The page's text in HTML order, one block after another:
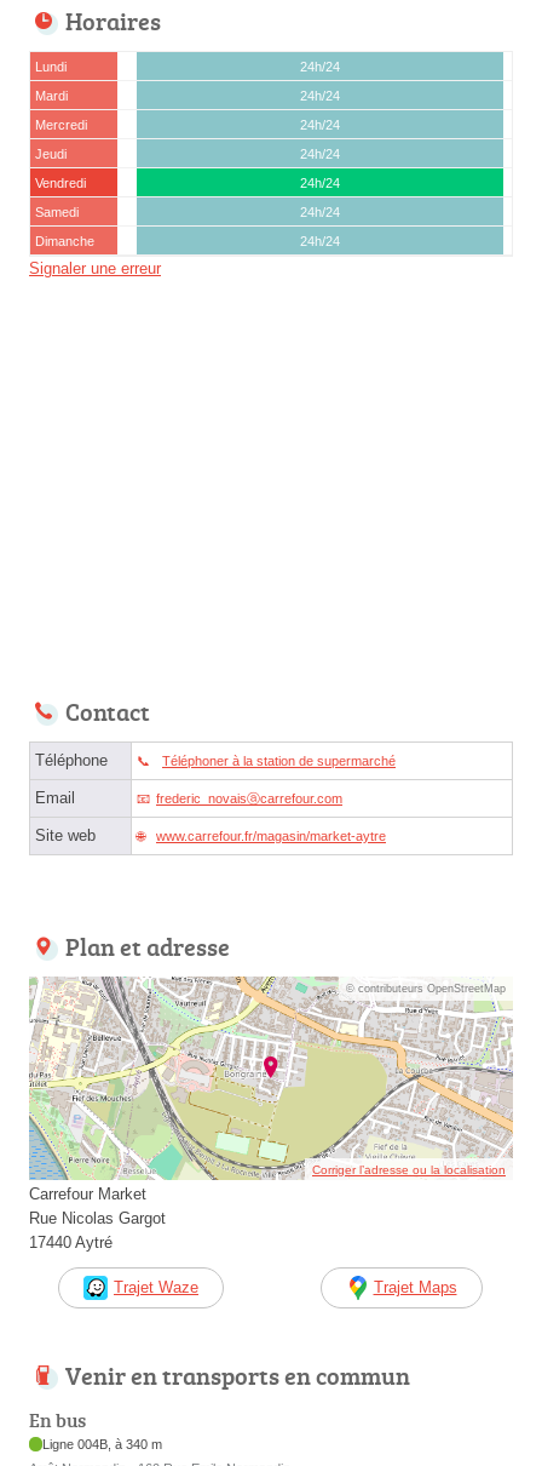
Horaires
Lundi
24h/24
Mardi
24h/24
Mercredi
24h/24
Jeudi
24h/24
Vendredi
24h/24
Samedi
24h/24
Dimanche
24h/24
Signaler une erreur
Contact
Téléphone Téléphoner à la station de supermarché
Email frederic_novaisⓐcarrefour.com
Site web www.carrefour.fr/magasin/market-aytre
Plan et adresse
© contributeurs OpenStreetMap
Corriger l’adresse ou la localisation
Carrefour Market
Rue Nicolas Gargot
17440 Aytré
Trajet Waze Trajet Maps
Venir en transports en commun
En bus
Ligne 004B, à 340 m